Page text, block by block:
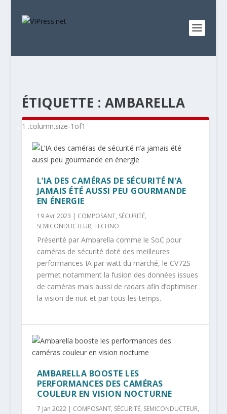
ÉTIQUETTE : AMBARELLA
L’IA DES CAMÉRAS DE SÉCURITÉ N’A
JAMAIS ÉTÉ AUSSI PEU GOURMANDE
EN ÉNERGIE
19 Avr 2023 | COMPOSANT, SÉCURITÉ,
SEMICONDUCTEUR, TECHNO
Présenté par Ambarella comme le SoC pour
caméras de sécurité doté des meilleures
performances IA par watt du marché, le CV72S
permet notamment la fusion des données issues
de caméras mais aussi de radars afin d’optimiser
la vision de nuit et par tous les temps.
AMBARELLA BOOSTE LES
PERFORMANCES DES CAMÉRAS
COULEUR EN VISION NOCTURNE
7 Jan 2022| COMPOSANT, SÉCURITÉ, SEMICONDUCTEUR,